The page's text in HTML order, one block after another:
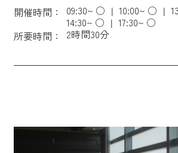
開催時間： 09:30~ ○ 10:00~ ○
14:30~ ○
17:30~ ○
所要時間：
2時間30分